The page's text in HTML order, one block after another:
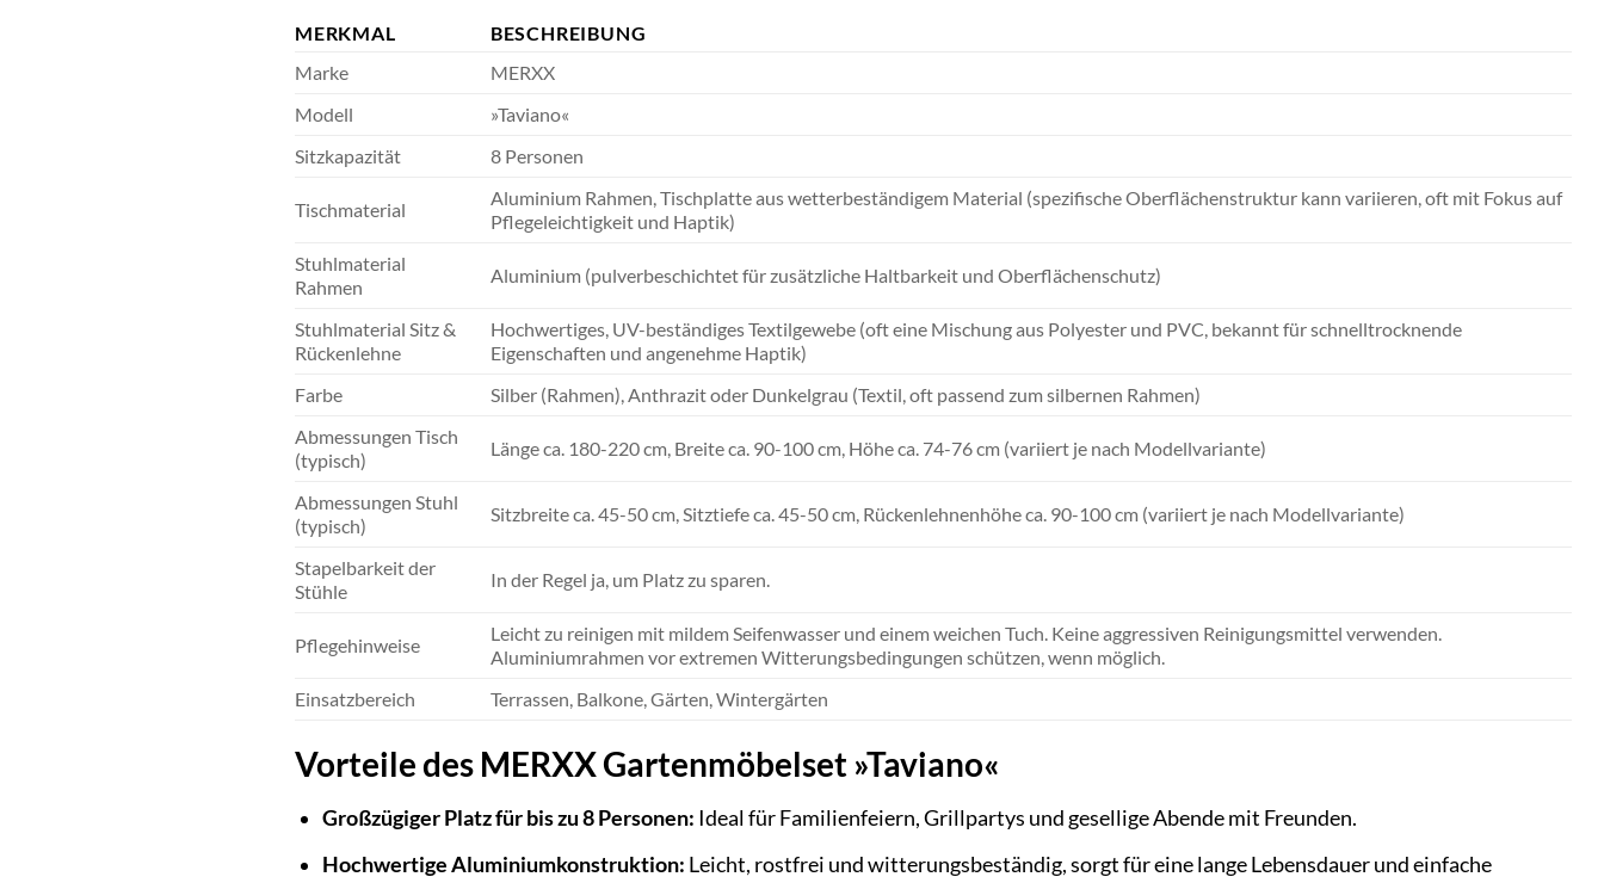
MERKMAL
BESCHREIBUNG
Marke
MERXX
Modell
»Taviano«
Sitzkapazität
8 Personen
Tischmaterial
Aluminium Rahmen, Tischplatte aus wetterbeständigem Material (spezifische Oberflächenstruktur kann variieren, oft mit Fokus auf
Pflegeleichtigkeit und Haptik)
Stuhlmaterial
Rahmen
Aluminium (pulverbeschichtet für zusätzliche Haltbarkeit und Oberflächenschutz)
Stuhlmaterial Sitz &
Rückenlehne
Hochwertiges, UV-beständiges Textilgewebe (oft eine Mischung aus Polyester und PVC, bekannt für schnelltrocknende
Eigenschaften und angenehme Haptik)
Farbe
Silber (Rahmen), Anthrazit oder Dunkelgrau (Textil, oft passend zum silbernen Rahmen)
Abmessungen Tisch
(typisch)
Länge ca. 180-220 cm, Breite ca. 90-100 cm, Höhe ca. 74-76 cm (variiert je nach Modellvariante)
Abmessungen Stuhl
(typisch)
Sitzbreite ca. 45-50 cm, Sitztiefe ca. 45-50 cm, Rückenlehnenhöhe ca. 90-100 cm (variiert je nach Modellvariante)
Stapelbarkeit der
Stühle
In der Regel ja, um Platz zu sparen.
Pflegehinweise
Leicht zu reinigen mit mildem Seifenwasser und einem weichen Tuch. Keine aggressiven Reinigungsmittel verwenden.
Aluminiumrahmen vor extremen Witterungsbedingungen schützen, wenn möglich.
Einsatzbereich
Terrassen, Balkone, Gärten, Wintergärten
Vorteile des MERXX Gartenmöbelset »Taviano«
Großzügiger Platz für bis zu 8 Personen: Ideal für Familienfeiern, Grillpartys und gesellige Abende mit Freunden.
Hochwertige Aluminiumkonstruktion: Leicht, rostfrei und witterungsbeständig, sorgt für eine lange Lebensdauer und einfache